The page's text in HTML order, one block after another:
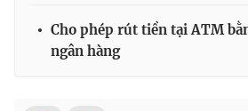
Liên hệ quảng cáo:024-7300.7108
Cho phép rút tiền tại ATM
ngân hàng